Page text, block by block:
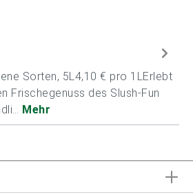
Sorten, 5L4,10 € pro 1LErlebt
Frischegenuss des Slush-Fun
Mehr